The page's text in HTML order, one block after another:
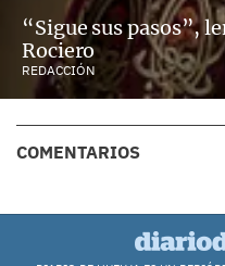
“Sigue sus pasos”,
Rociero
REDACCIÓN
COMENTARIOS